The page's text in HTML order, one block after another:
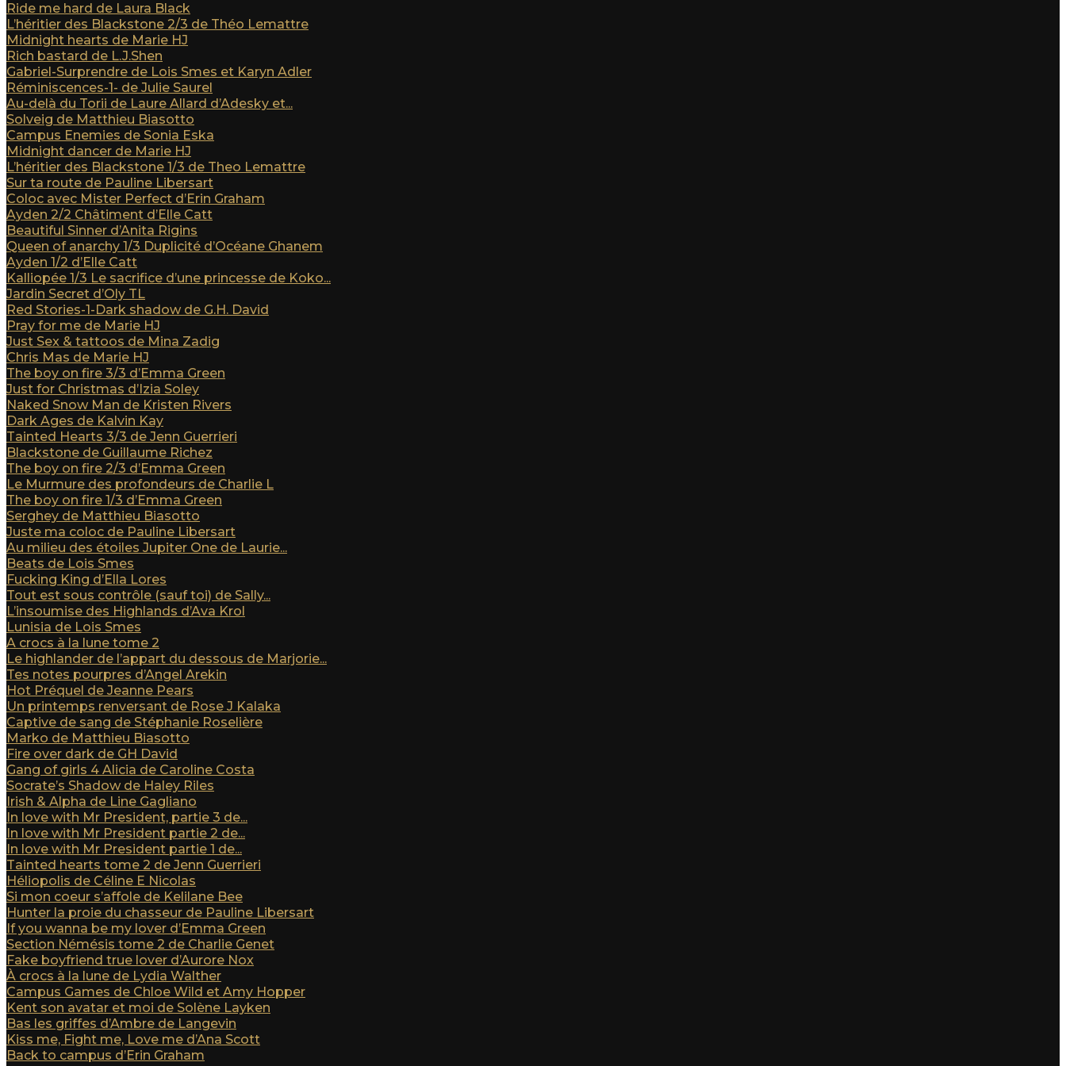
Ride me hard de Laura Black
L’héritier des Blackstone 2/3 de Théo Lemattre
Midnight hearts de Marie HJ
Rich bastard de L.J.Shen
Gabriel-Surprendre de Lois Smes et Karyn Adler
Réminiscences-1- de Julie Saurel
Au-delà du Torii de Laure Allard d’Adesky et...
Solveig de Matthieu Biasotto
Campus Enemies de Sonia Eska
Midnight dancer de Marie HJ
L’héritier des Blackstone 1/3 de Theo Lemattre
Sur ta route de Pauline Libersart
Coloc avec Mister Perfect d’Erin Graham
Ayden 2/2 Châtiment d’Elle Catt
Beautiful Sinner d’Anita Rigins
Queen of anarchy 1/3 Duplicité d’Océane Ghanem
Ayden 1/2 d’Elle Catt
Kalliopée 1/3 Le sacrifice d’une princesse de Koko...
Jardin Secret d’Oly TL
Red Stories-1-Dark shadow de G.H. David
Pray for me de Marie HJ
Just Sex & tattoos de Mina Zadig
Chris Mas de Marie HJ
The boy on fire 3/3 d’Emma Green
Just for Christmas d’Izia Soley
Naked Snow Man de Kristen Rivers
Dark Ages de Kalvin Kay
Tainted Hearts 3/3 de Jenn Guerrieri
Blackstone de Guillaume Richez
The boy on fire 2/3 d’Emma Green
Le Murmure des profondeurs de Charlie L
The boy on fire 1/3 d’Emma Green
Serghey de Matthieu Biasotto
Juste ma coloc de Pauline Libersart
Au milieu des étoiles Jupiter One de Laurie...
Beats de Lois Smes
Fucking King d’Ella Lores
Tout est sous contrôle (sauf toi) de Sally...
L’insoumise des Highlands d’Ava Krol
Lunisia de Lois Smes
A crocs à la lune tome 2
Le highlander de l’appart du dessous de Marjorie...
Tes notes pourpres d’Angel Arekin
Hot Préquel de Jeanne Pears
Un printemps renversant de Rose J Kalaka
Captive de sang de Stéphanie Roselière
Marko de Matthieu Biasotto
Fire over dark de GH David
Gang of girls 4 Alicia de Caroline Costa
Socrate’s Shadow de Haley Riles
Irish & Alpha de Line Gagliano
In love with Mr President, partie 3 de...
In love with Mr President partie 2 de...
In love with Mr President partie 1 de...
Tainted hearts tome 2 de Jenn Guerrieri
Héliopolis de Céline E Nicolas
Si mon coeur s’affole de Kelilane Bee
Hunter la proie du chasseur de Pauline Libersart
If you wanna be my lover d’Emma Green
Section Némésis tome 2 de Charlie Genet
Fake boyfriend true lover d’Aurore Nox
À crocs à la lune de Lydia Walther
Campus Games de Chloe Wild et Amy Hopper
Kent son avatar et moi de Solène Layken
Bas les griffes d’Ambre de Langevin
Kiss me, Fight me, Love me d’Ana Scott
Back to campus d’Erin Graham